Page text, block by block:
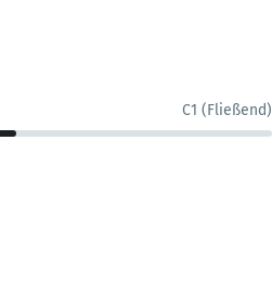
C1 (Fließend)